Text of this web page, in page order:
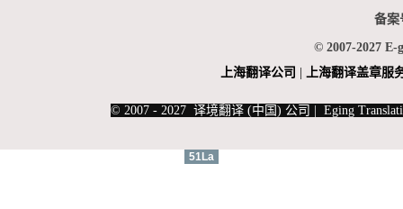
备案
© 2007-2027 E-
上海翻译公司 上海翻译盖章服
© 2007 - 2027 译境翻译 (中国) 公司 | Eging
51La